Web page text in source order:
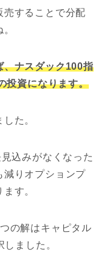
売することで分配
、ナスダック100指
投資になります。
た。
込みがなくなった
減りオプションプ
す。
の解はキャピタル
ました。